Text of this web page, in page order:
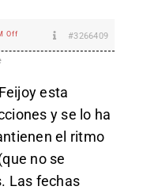
Off #3266409
esta
y se lo ha
el ritmo
no se
Las fechas